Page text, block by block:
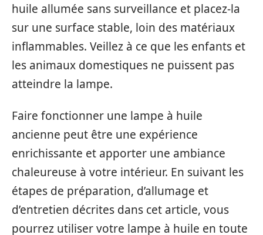
huile allumée sans surveillance et placez-la
sur une surface stable, loin des matériaux
inflammables. Veillez à ce que les enfants et
les animaux domestiques ne puissent pas
atteindre la lampe.
Faire fonctionner une lampe à huile
ancienne peut être une expérience
enrichissante et apporter une ambiance
chaleureuse à votre intérieur. En suivant les
étapes de préparation, d’allumage et
d’entretien décrites dans cet article, vous
pourrez utiliser votre lampe à huile en toute